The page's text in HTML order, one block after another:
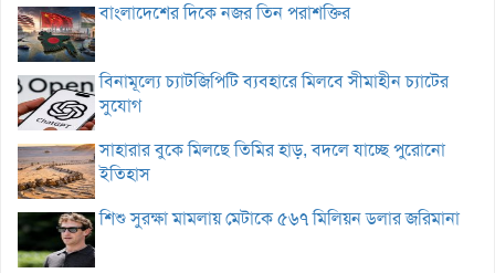
বাংলাদেশের দিকে নজর তিন পরাশক্তির
বিনামূল্যে চ্যাটজিপিটি ব্যবহারে মিলবে সীমাহীন চ্যাটের
সুযোগ
সাহারার বুকে মিলছে তিমির হাড়, বদলে যাচ্ছে পুরোনো
ইতিহাস
শিশু সুরক্ষা মামলায় মেটাকে ৫৬৭ মিলিয়ন ডলার জরিমানা